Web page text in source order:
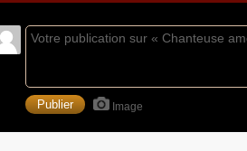
Image